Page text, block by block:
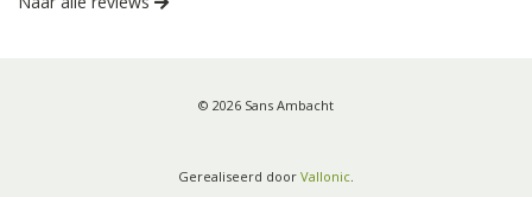
© 2026 Sans Ambacht
Gerealiseerd door Vallonic